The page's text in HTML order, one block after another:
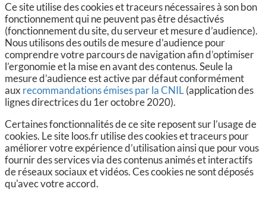
Ce site utilise des cookies et traceurs nécessaires à son bon
fonctionnement qui ne peuvent pas être désactivés
(fonctionnement du site, du serveur et mesure d’audience).
Nous utilisons des outils de mesure d’audience pour
comprendre votre parcours de navigation afin d’optimiser
l’ergonomie et la mise en avant des contenus. Seule la
mesure d’audience est active par défaut conformément
aux recommandations émises par la CNIL(application des
lignes directrices du 1er octobre 2020).
Certaines fonctionnalités de ce site reposent sur l’usage de
cookies. Le site loos.fr utilise des cookies et traceurs pour
améliorer votre expérience d’utilisation ainsi que pour vous
fournir des services via des contenus animés et interactifs
de réseaux sociaux et vidéos. Ces cookies ne sont déposés
qu'avec votre accord.